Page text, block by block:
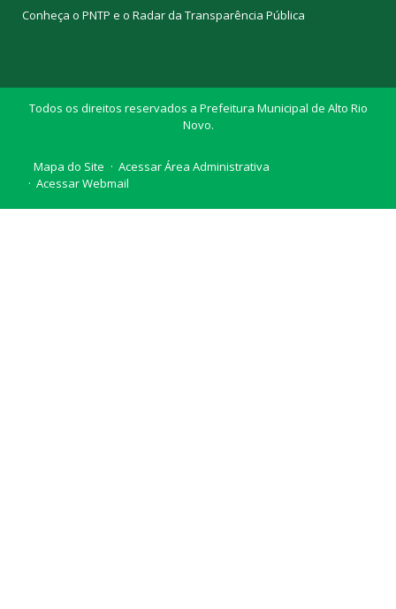
Conheça o PNTP e o Radar da Transparência Pública
Todos os direitos reservados a Prefeitura Municipal de Alto Rio
Novo.
Mapa do Site
Acessar Área Administrativa
Acessar Webmail